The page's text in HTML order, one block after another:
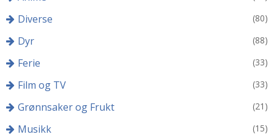
Diverse (80)
Dyr (88)
Ferie (33)
Film og TV (33)
Grønnsaker og Frukt (21)
Musikk (15)